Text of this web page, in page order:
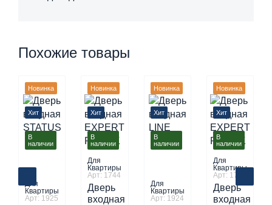
Похожие товары
Новинка
Хит
В
наличии
Для
Квартиры
Арт: 1925
Новинка
Хит
В
наличии
Для
Квартиры
Арт: 1744
Дверь
входная
Новинка
Хит
В
наличии
Для
Квартиры
Арт: 1924
Новинка
Хит
В
наличии
Для
Квартиры
Арт: 1738
Дверь
входная